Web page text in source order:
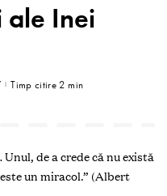
ale Inei
Timp citire 2 min
de a crede că nu există
un miracol.” (Albert